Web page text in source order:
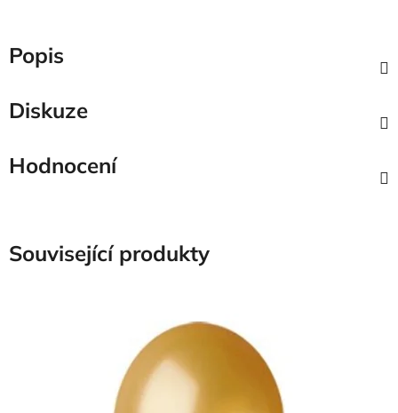
Popis
Diskuze
Hodnocení
Související produkty